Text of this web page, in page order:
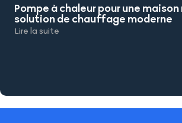
Pompe à chaleur pour une maison
solution de chauffage moderne
Lire la suite